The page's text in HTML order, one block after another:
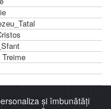
și îmbunătăți